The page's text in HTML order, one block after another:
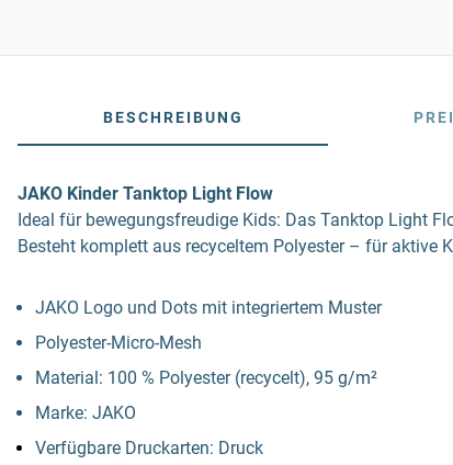
BESCHREIBUNG
JAKO Kinder Tanktop Light Flow
Ideal für bewegungsfreudige Kids: Das Tanktop Light
Besteht komplett aus recyceltem Polyester – für aktive
JAKO Logo und Dots mit integriertem Muster
Polyester-Micro-Mesh
Material: 100 % Polyester (recycelt), 95 g/m²
Marke: JAKO
Verfügbare Druckarten: Druck